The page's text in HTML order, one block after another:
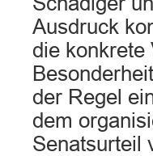
Ausdruck
die konkrete
der Regel
dem
Senatsurteil